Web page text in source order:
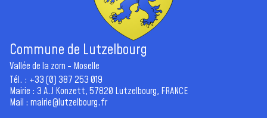
Commune de Lutzelbourg
Vallée de la zorn - Moselle
Tél. : +33 (0) 387 253 019
Mairie : 3 A.J Konzett, 57820 Lutzelbourg, FRANCE
Mail : mairie@lutzelbourg.fr